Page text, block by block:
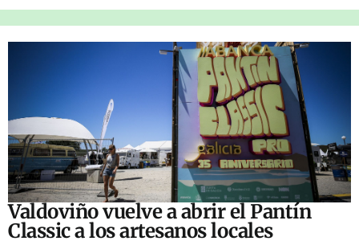
Valdoviño vuelve a abrir el Pantín
Classic a los artesanos locales